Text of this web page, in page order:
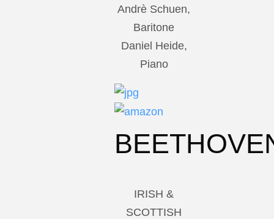
Andrè Schuen,
Baritone
Daniel Heide,
Piano
IRISH &
SCOTTISH